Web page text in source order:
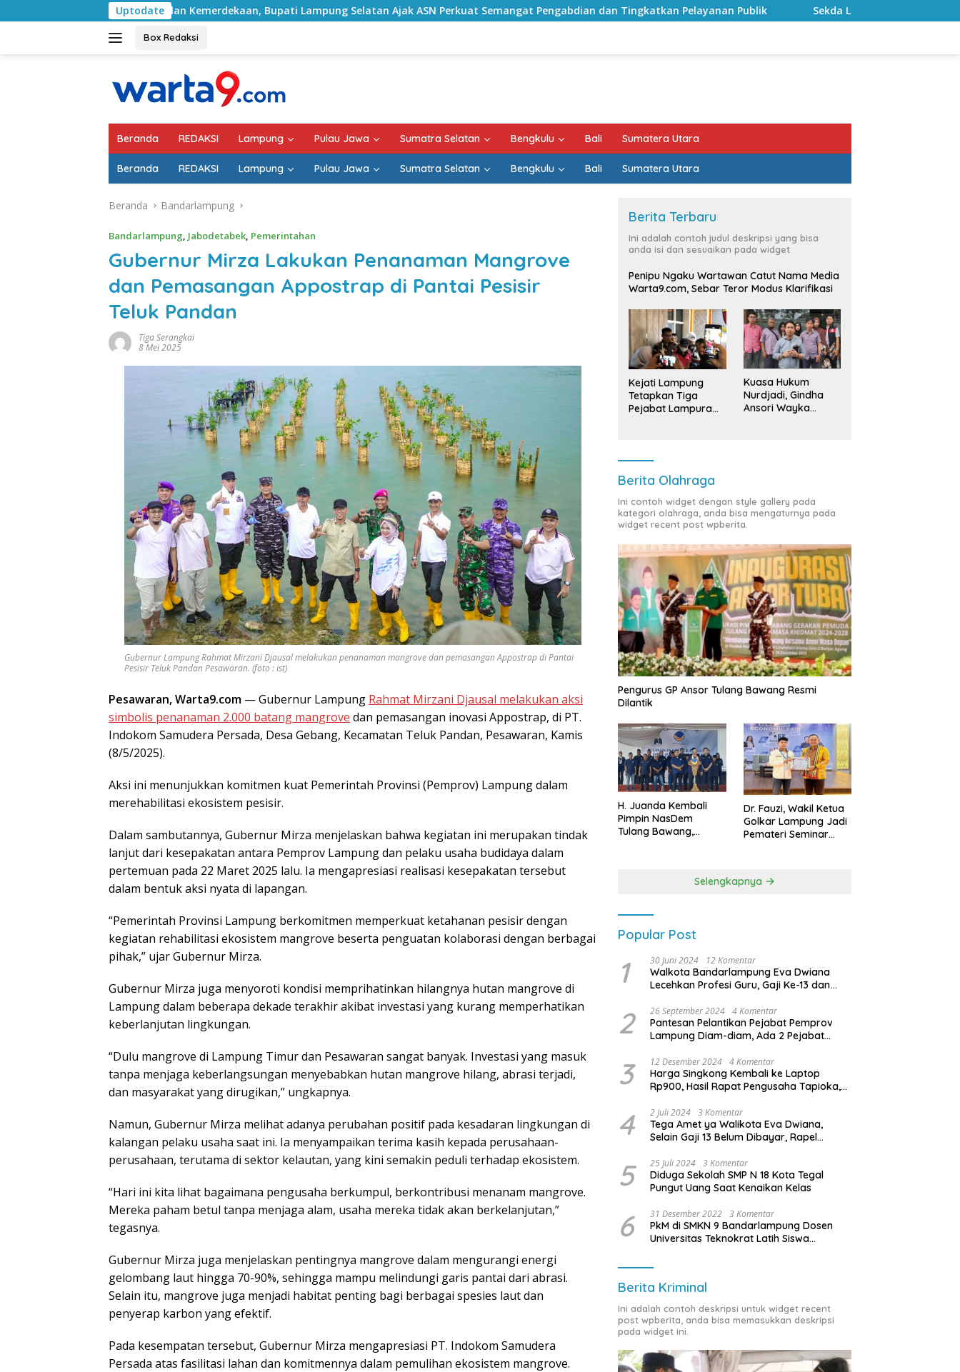
ke
Uptodate
Bulan Kemerdekaan, Bupati Lampung Selatan Ajak ASN Perkuat Semangat Pengabdian dan Tingkatkan Pelayanan Publik Sekda Lampung Selatan Minta Perangkat Daerah
Box Redaksi
Beranda REDAKSI Lampung Pulau Jawa Sumatra Selatan Bengkulu Bali Sumatera Utara
Beranda REDAKSI Lampung Pulau Jawa Sumatra Selatan Bengkulu Bali Sumatera Utara
Beranda Bandarlampung
Bandarlampung, Jabodetabek, Pemerintahan
Gubernur Mirza Lakukan Penanaman Mangrove
dan Pemasangan Appostrap di Pantai Pesisir
Teluk Pandan
Tiga Serangkai
8 Mei 2025
Gubernur Lampung Rahmat Mirzani Djausal melakukan penanaman mangrove dan pemasangan Appostrap di Pantai
Pesisir Teluk Pandan Pesawaran. (foto : ist)
Pesawaran, Warta9.com — Gubernur Lampung Rahmat Mirzani Djausal melakukan aksi
simbolis penanaman 2.000 batang mangrove dan pemasangan inovasi Appostrap, di PT.
Indokom Samudera Persada, Desa Gebang, Kecamatan Teluk Pandan, Pesawaran, Kamis
(8/5/2025).
Aksi ini menunjukkan komitmen kuat Pemerintah Provinsi (Pemprov) Lampung dalam
merehabilitasi ekosistem pesisir.
Dalam sambutannya, Gubernur Mirza menjelaskan bahwa kegiatan ini merupakan tindak
lanjut dari kesepakatan antara Pemprov Lampung dan pelaku usaha budidaya dalam
pertemuan pada 22 Maret 2025 lalu. Ia mengapresiasi realisasi kesepakatan tersebut
dalam bentuk aksi nyata di lapangan.
“Pemerintah Provinsi Lampung berkomitmen memperkuat ketahanan pesisir dengan
kegiatan rehabilitasi ekosistem mangrove beserta penguatan kolaborasi dengan berbagai
pihak,” ujar Gubernur Mirza.
Gubernur Mirza juga menyoroti kondisi memprihatinkan hilangnya hutan mangrove di
Lampung dalam beberapa dekade terakhir akibat investasi yang kurang memperhatikan
keberlanjutan lingkungan.
“Dulu mangrove di Lampung Timur dan Pesawaran sangat banyak. Investasi yang masuk
tanpa menjaga keberlangsungan menyebabkan hutan mangrove hilang, abrasi terjadi,
dan masyarakat yang dirugikan,” ungkapnya.
Namun, Gubernur Mirza melihat adanya perubahan positif pada kesadaran lingkungan di
kalangan pelaku usaha saat ini. Ia menyampaikan terima kasih kepada perusahaan-
perusahaan, terutama di sektor kelautan, yang kini semakin peduli terhadap ekosistem.
“Hari ini kita lihat bagaimana pengusaha berkumpul, berkontribusi menanam mangrove.
Mereka paham betul tanpa menjaga alam, usaha mereka tidak akan berkelanjutan,”
tegasnya.
Gubernur Mirza juga menjelaskan pentingnya mangrove dalam mengurangi energi
gelombang laut hingga 70-90%, sehingga mampu melindungi garis pantai dari abrasi.
Selain itu, mangrove juga menjadi habitat penting bagi berbagai spesies laut dan
penyerap karbon yang efektif.
Pada kesempatan tersebut, Gubernur Mirza mengapresiasi PT. Indokom Samudera
Persada atas fasilitasi lahan dan komitmennya dalam pemulihan ekosistem mangrove.
Berita Terbaru
Ini adalah contoh judul deskripsi yang bisa
anda isi dan sesuaikan pada widget
Penipu Ngaku Wartawan Catut Nama Media
Warta9.com, Sebar Teror Modus Klarifikasi
Kejati Lampung
Tetapkan Tiga
Pejabat Lampura
Kuasa Hukum
Nurdjadi, Gindha
Ansori Wayka
Berita Olahraga
Ini contoh widget dengan style gallery pada
kategori olahraga, anda bisa mengaturnya pada
widget recent post wpberita.
Pengurus GP Ansor Tulang Bawang Resmi
Dilantik
H. Juanda Kembali
Pimpin NasDem
Tulang Bawang,
Dr. Fauzi, Wakil Ketua
Golkar Lampung Jadi
Pemateri Seminar
Kebangsaan
Selengkapnya
Popular Post
1 30 Juni 2024 12 Komentar
Walkota Bandarlampung Eva Dwiana
Lecehkan Profesi Guru, Gaji Ke-13 dan
2 26 September 2024 4 Komentar
Pantesan Pelantikan Pejabat Pemprov
Lampung Diam-diam, Ada 2 Pejabat
3 12 Desember 2024 4 Komentar
Harga Singkong Kembali ke Laptop
Rp900, Hasil Rapat Pengusaha Tapioka,
Lampung
4 2 Juli 2024 3 Komentar
Tega Amet ya Walikota Eva Dwiana,
Selain Gaji 13 Belum Dibayar, Rapel
Dibayar
5 25 Juli 2024 3 Komentar
Diduga Sekolah SMP N 18 Kota Tegal
Pungut Uang Saat Kenaikan Kelas
6 31 Desember 2022 3 Komentar
PkM di SMKN 9 Bandarlampung Dosen
Universitas Teknokrat Latih Siswa
Berita Kriminal
Ini adalah contoh deskripsi untuk widget recent
post wpberita, anda bisa memasukkan deskripsi
pada widget ini.